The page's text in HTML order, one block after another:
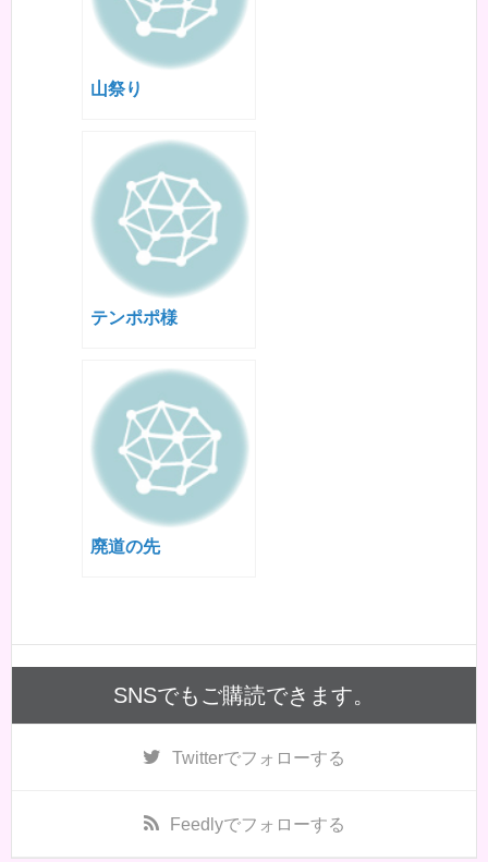
山祭り
テンポポ様
廃道の先
SNSでもご購読できます。
Twitterでフォローする
Feedlyでフォローする